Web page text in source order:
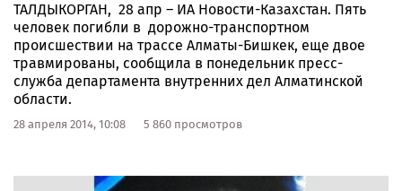
ТАЛДЫКОРГАН, 28 апр – ИА Новости-Казахстан. Пять
человек погибли в дорожно-транспортном
происшествии на трассе Алматы-Бишкек, еще двое
травмированы, сообщила в понедельник пресс-
служба департамента внутренних дел Алматинской
области.
28 апреля 2014, 10:08 5 860 просмотров